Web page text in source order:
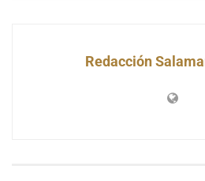
Redacción